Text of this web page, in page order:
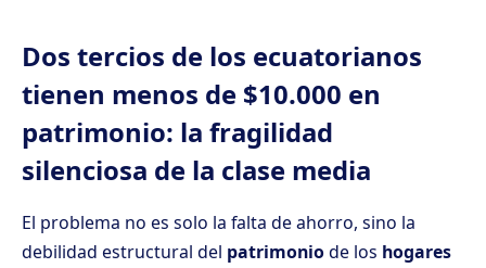
Dos tercios de los ecuatorianos
tienen menos de $10.000 en
patrimonio: la fragilidad
silenciosa de la clase media
El problema no es solo la falta de ahorro, sino la
debilidad estructural del patrimoniode los hogares